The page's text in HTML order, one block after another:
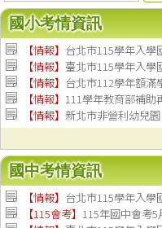
國小考情資訊
【情報】 台北市115學年入
【情報】 臺北市115學年入學
【情報】 台北市112學年額滿
【情報】 111學年教育部補助
【情報】 新北市非營利幼兒
國中考情資訊
【情報】 台北市115學年入
【115會考】 115年國中會考